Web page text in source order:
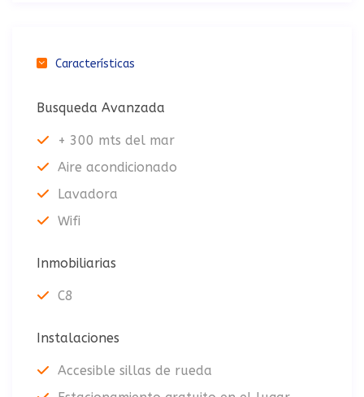
Características
Busqueda Avanzada
+ 300 mts del mar
Aire acondicionado
Lavadora
Wifi
Inmobiliarias
C8
Instalaciones
Accesible sillas de rueda